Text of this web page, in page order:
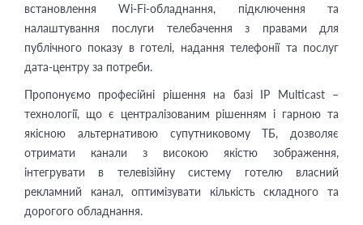
встановлення Wi-Fi-обладнання, підключення та
налаштування послуги телебачення з правами для
публічного показу в готелі, надання телефонії та послуг
дата-центру за потреби.
Пропонуємо професійні рішення на базі IP Multicast –
технології, що є централізованим рішенням і гарною та
якісною альтернативою супутниковому ТБ, дозволяє
отримати канали з високою якістю зображення,
інтегрувати в телевізійну систему готелю власний
рекламний канал, оптимізувати кількість складного та
дорогого обладнання.